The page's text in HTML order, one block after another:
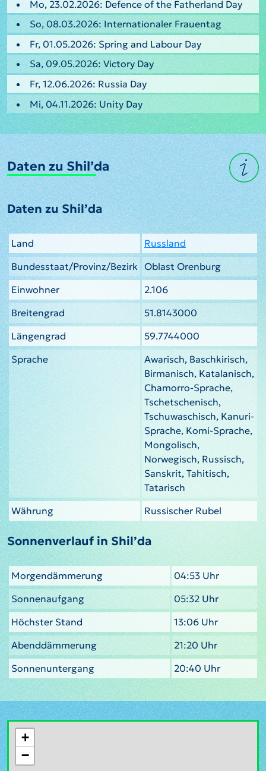
Mo, 23.02.2026: Defence of the Fatherland Day
So, 08.03.2026: Internationaler Frauentag
Fr, 01.05.2026: Spring and Labour Day
Sa, 09.05.2026: Victory Day
Fr, 12.06.2026: Russia Day
Mi, 04.11.2026: Unity Day
Daten zu Shil’da
Daten zu Shil’da
Land
Russland
Bundesstaat/Provinz/Bezirk Oblast Orenburg
Einwohner
2.106
Breitengrad
51.8143000
Längengrad
59.7744000
Sprache
Awarisch, Baschkirisch,
Birmanisch, Katalanisch,
Chamorro-Sprache,
Tschetschenisch,
Tschuwaschisch, Kanuri-
Sprache, Komi-Sprache,
Mongolisch,
Norwegisch, Russisch,
Sanskrit, Tahitisch,
Tatarisch
Währung
Russischer Rubel
Sonnenverlauf in Shil’da
Morgendämmerung
04:53 Uhr
Sonnenaufgang
05:32 Uhr
Höchster Stand
13:06 Uhr
Abenddämmerung
21:20 Uhr
Sonnenuntergang
20:40 Uhr
+
−